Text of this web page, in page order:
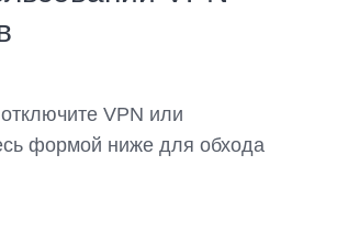
VPN или
формой ниже для обхода